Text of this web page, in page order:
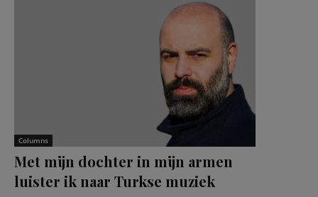
Columns
Met mijn dochter in mijn armen
luister ik naar Turkse muziek